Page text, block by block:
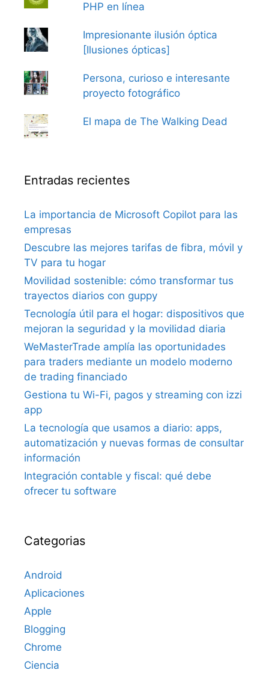
PHP en línea
Impresionante ilusión óptica
[Ilusiones ópticas]
Persona, curioso e interesante
proyecto fotográfico
El mapa de The Walking Dead
Entradas recientes
La importancia de Microsoft Copilot para las
empresas
Descubre las mejores tarifas de fibra, móvil y
TV para tu hogar
Movilidad sostenible: cómo transformar tus
trayectos diarios con guppy
Tecnología útil para el hogar: dispositivos que
mejoran la seguridad y la movilidad diaria
WeMasterTrade amplía las oportunidades
para traders mediante un modelo moderno
de trading financiado
Gestiona tu Wi-Fi, pagos y streaming con izzi
app
La tecnología que usamos a diario: apps,
automatización y nuevas formas de consultar
información
Integración contable y fiscal: qué debe
ofrecer tu software
Categorias
Android
Aplicaciones
Apple
Blogging
Chrome
Ciencia